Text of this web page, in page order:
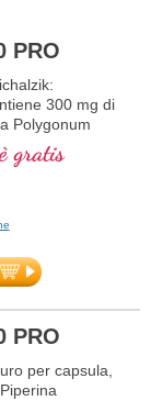
PRO
300 mg di
Polygonum
per dose
estratto di
ed è prodotto
di alluminio.
gratis
PRO
per capsula,